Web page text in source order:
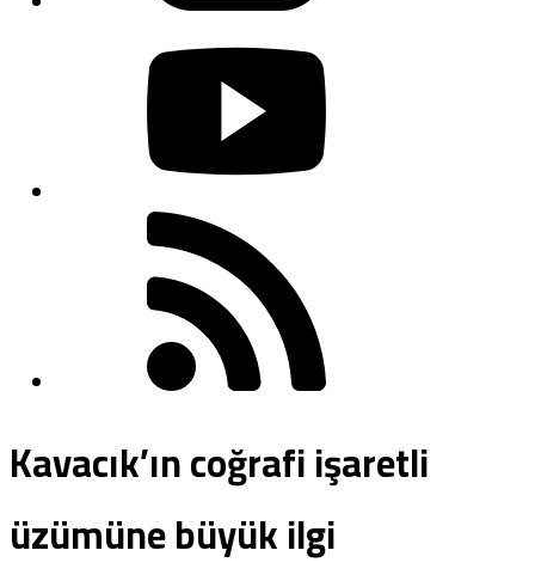
Kavacık’ın coğrafi işaretli
üzümüne büyük ilgi